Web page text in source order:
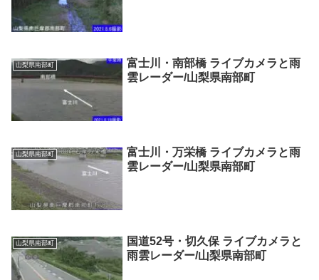
山梨県南部町
富士川・南部橋 ライブカメラと雨
雲レーダー/山梨県南部町
山梨県南部町
富士川・万栄橋 ライブカメラと雨
雲レーダー/山梨県南部町
山梨県南部町
国道52号・切久保 ライブカメラと
雨雲レーダー/山梨県南部町